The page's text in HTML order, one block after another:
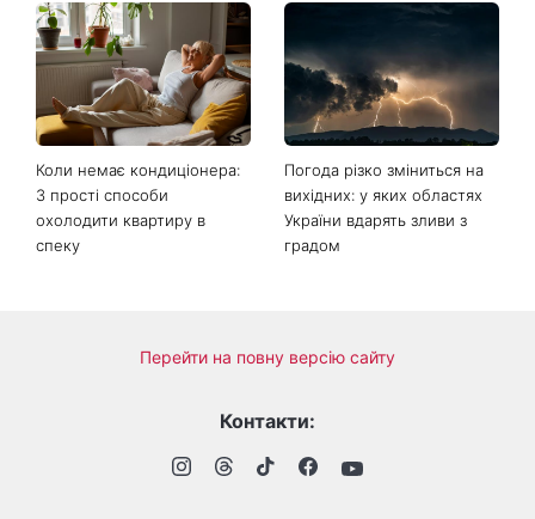
Коли немає кондиціонера:
3 прості способи
охолодити квартиру в
спеку
Погода різко зміниться на
вихідних: у яких областях
України вдарять зливи з
градом
Перейти на повну версію сайту
Контакти: